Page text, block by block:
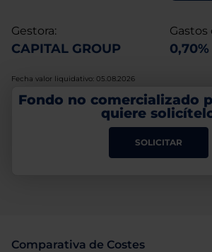
Gestora:
CAPITAL GROUP 0,70%
Fecha valor liquidativo: 05.08.2026
Fondo no comercializado
quiere
SOLICITAR
Comparativa de Costes